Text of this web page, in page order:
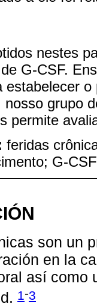
nestes
G-CSF.
estabelecer
grupo
permite
feridas
G-
son un
en la
así como
1-3